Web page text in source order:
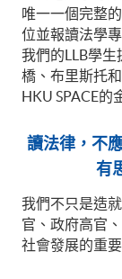
唯一一個完整
位並報讀法學
我們的LLB學
橋、布里斯托
HKU SPACE的
讀法律，不
有
我們不只是造
官、政府高官
社會發展的重